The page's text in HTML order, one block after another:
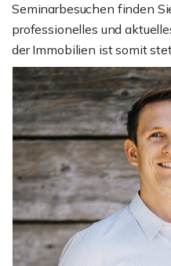
Seminarbesuchen finden
professionelles und
der Immobilien ist somit